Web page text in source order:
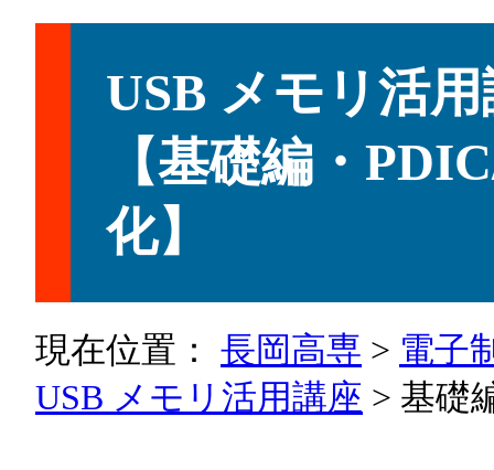
USB メモリ活
【基礎編・
化】
現在位置： 長岡高専 > 電子
USB メモリ活用講座 > 基礎